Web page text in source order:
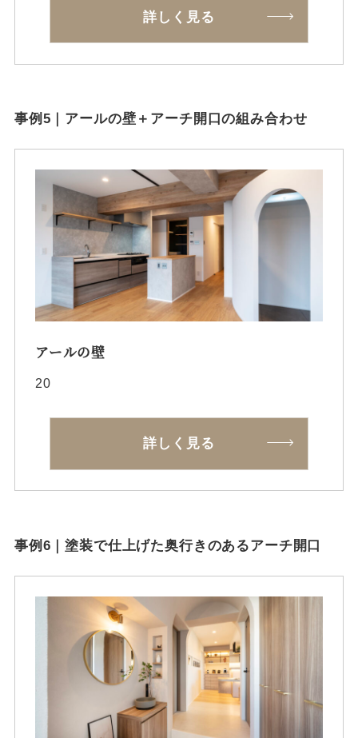
詳しく見る
事例5｜アールの壁＋アーチ開口の組み合わせ
アールの壁
20
詳しく見る
事例6｜塗装で仕上げた奥行きのあるアーチ開口